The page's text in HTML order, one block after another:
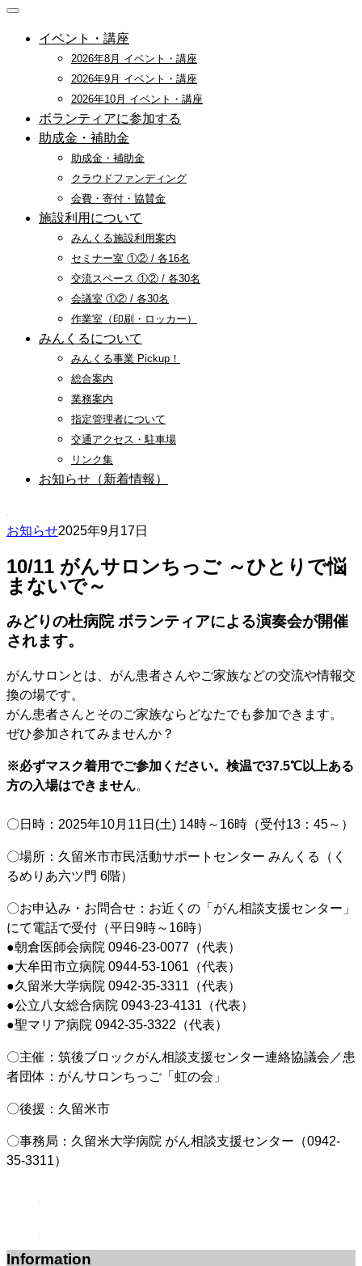
イベント・講座
2026年8月 イベント・講座
2026年9月 イベント・講座
2026年10月 イベント・講座
ボランティアに参加する
助成金・補助金
助成金・補助金
クラウドファンディング
会費・寄付・協賛金
施設利用について
みんくる施設利用案内
セミナー室 ①② / 各16名
交流スペース ①② / 各30名
会議室 ①② / 各30名
作業室（印刷・ロッカー）
みんくるについて
みんくる事業 Pickup！
総合案内
業務案内
指定管理者について
交通アクセス・駐車場
リンク集
お知らせ（新着情報）
お知らせ2025年9月17日
10/11 がんサロンちっご ～ひとりで悩
まないで～
みどりの杜病院 ボランティアによる演奏会が開催
されます。
がんサロンとは、がん患者さんやご家族などの交流や情報交
換の場です。
がん患者さんとそのご家族ならどなたでも参加できます。
ぜひ参加されてみませんか？
※必ずマスク着用でご参加ください。検温で37.5℃以上ある
方の入場はできません。
〇日時：2025年10月11日(土) 14時～16時（受付13：45～）
〇場所：久留米市市民活動サポートセンター みんくる（く
るめりあ六ツ門 6階）
〇お申込み・お問合せ：お近くの「がん相談支援センター」
にて電話で受付（平日9時～16時）
●朝倉医師会病院 0946-23-0077（代表）
●大牟田市立病院 0944-53-1061（代表）
●久留米大学病院 0942-35-3311（代表）
●公立八女総合病院 0943-23-4131（代表）
●聖マリア病院 0942-35-3322（代表）
〇主催：筑後ブロックがん相談支援センター連絡協議会／患
者団体：がんサロンちっご「虹の会」
〇後援：久留米市
〇事務局：久留米大学病院 がん相談支援センター（0942-
35-3311）
Information